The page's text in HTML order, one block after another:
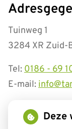
Tuinweg 1
3284 XR Zuid-
Tel: 0186 - 69
E-mail:
Deze